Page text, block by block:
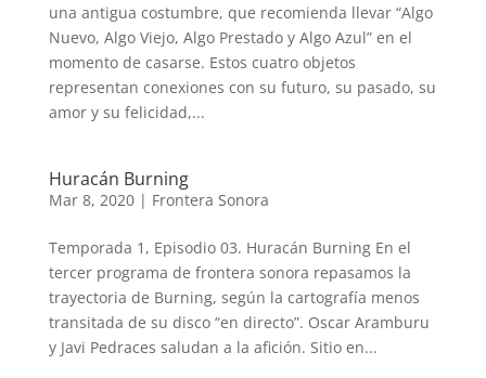
una antigua costumbre, que recomienda llevar “Algo
Nuevo, Algo Viejo, Algo Prestado y Algo Azul” en el
momento de casarse. Estos cuatro objetos
representan conexiones con su futuro, su pasado, su
amor y su felicidad,...
Huracán Burning
Mar 8, 2020| Frontera Sonora
Temporada 1, Episodio 03. Huracán Burning En el
tercer programa de frontera sonora repasamos la
trayectoria de Burning, según la cartografía menos
transitada de su disco “en directo”. Oscar Aramburu
y Javi Pedraces saludan a la afición. Sitio en...